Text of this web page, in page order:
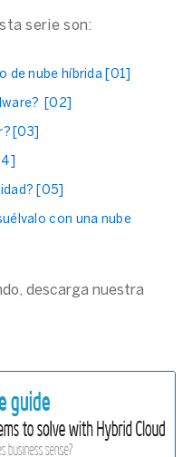
serie son:
de nube híbrida [01]
[02]
[03]
[05]
con una nube
descarga nuestra